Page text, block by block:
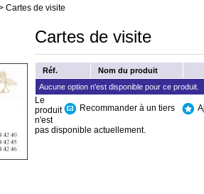
Cartes de visite
Cartes de visite
Réf. Nom du produit
Aucune option n'est disponible pour ce produit.
Recommander à un tiers
Le
produit
n'est
pas disponible actuellement.